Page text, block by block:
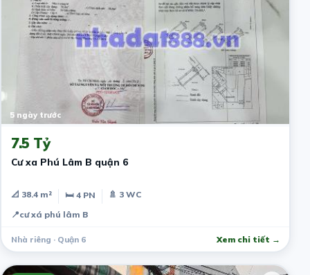
5 ngày trước
7.5 Tỷ
Cư xa Phú Lâm B quận 6
📐 38.4 m² 🛏 4 PN
🚿 3 WC
📍cư xá phú lâm B
Nhà riêng · Quận 6 Xem chi tiết →